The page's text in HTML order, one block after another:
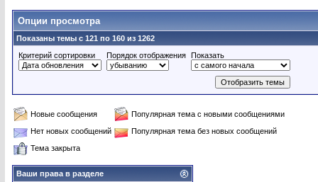
Опции просмотра
Показаны темы с 121 по 160 из 1262
Критерий сортировки
Порядок отображения Показать
Новые сообщения
Популярная тема с новыми сообщениями
Нет новых сообщений
Популярная тема без новых сообщений
Тема закрыта
Ваши права в разделе